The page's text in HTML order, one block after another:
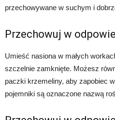
przechowywane w suchym i
Przechowuj w
Umieść nasiona w małych
szczelnie zamknięte. Możesz
paczki krzemeliny, aby zapobiec
pojemniki są oznaczone nazwą